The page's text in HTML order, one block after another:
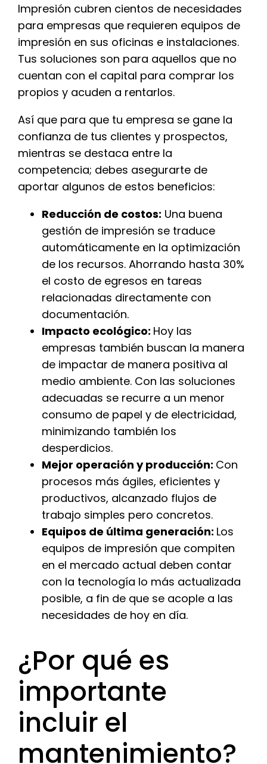
Impresión cubren cientos de necesidades
para empresas que requieren equipos de
impresión en sus oficinas e instalaciones.
Tus soluciones son para aquellos que no
cuentan con el capital para comprar los
propios y acuden a rentarlos.
Así que para que tu empresa se gane la
confianza de tus clientes y prospectos,
mientras se destaca entre la
competencia; debes asegurarte de
aportar algunos de estos beneficios:
Reducción de costos: Una buena
gestión de impresión se traduce
automáticamente en la optimización
de los recursos. Ahorrando hasta 30%
el costo de egresos en tareas
relacionadas directamente con
documentación.
Impacto ecológico: Hoy las
empresas también buscan la manera
de impactar de manera positiva al
medio ambiente. Con las soluciones
adecuadas se recurre a un menor
consumo de papel y de electricidad,
minimizando también los
desperdicios.
Mejor operación y producción: Con
procesos más ágiles, eficientes y
productivos, alcanzado flujos de
trabajo simples pero concretos.
Equipos de última generación: Los
equipos de impresión que compiten
en el mercado actual deben contar
con la tecnología lo más actualizada
posible, a fin de que se acople a las
necesidades de hoy en día.
¿Por qué es
importante
incluir el
mantenimiento?